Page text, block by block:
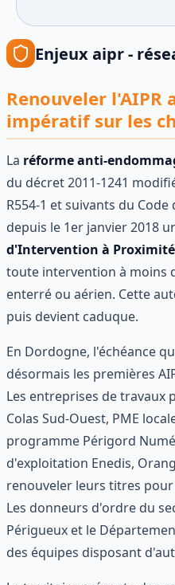
Enjeuxaipr -
Renouveler l'AIPR
impératif sur les
La réforme anti-
du décret 2011-1241
R554-1 et suivants du
depuis le 1er janvier 2018
d'Intervention à Proximité
toute intervention à moins
enterré ou aérien. Cette
puis devient caduque.
En Dordogne, l'échéance
désormais les premières
Les entreprises de travaux
Colas Sud-Ouest, PME
programme Périgord
d'exploitation Enedis,
renouveler leurs titres
Les donneurs d'ordre du
Périgueux et le
des équipes disposant